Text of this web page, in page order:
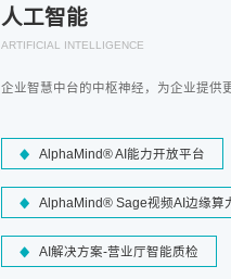
人工智能
ARTIFICIAL INTELLIGENCE
企业智慧中台的中枢神经，为企业提供
AlphaMind® AI能力开放平台
AlphaMind® Sage视频AI边缘算
AI解决方案-营业厅智能质检